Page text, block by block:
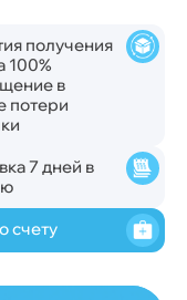
получения
100%
в
потери
7 дней в
счету